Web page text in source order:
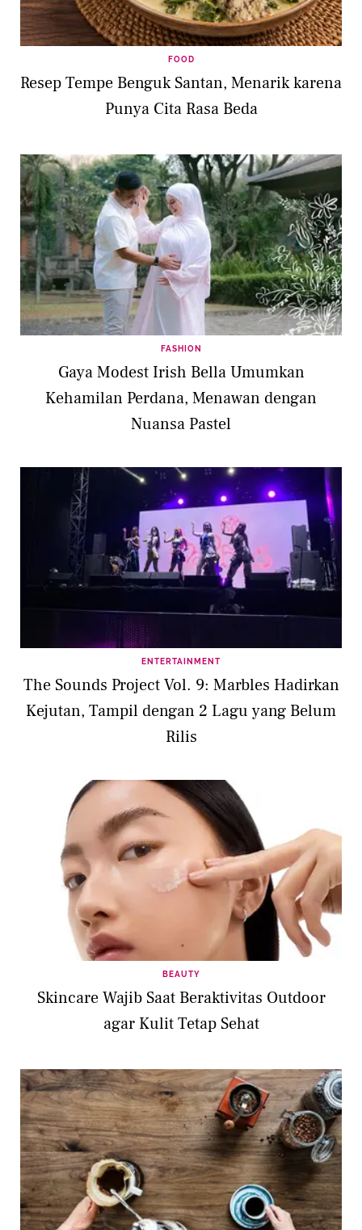
FOOD
Resep Tempe Benguk Santan, Menarik karena
Punya Cita Rasa Beda
FASHION
Gaya Modest Irish Bella Umumkan
Kehamilan Perdana, Menawan dengan
Nuansa Pastel
ENTERTAINMENT
The Sounds Project Vol. 9: Marbles Hadirkan
Kejutan, Tampil dengan 2 Lagu yang Belum
Rilis
BEAUTY
Skincare Wajib Saat Beraktivitas Outdoor
agar Kulit Tetap Sehat